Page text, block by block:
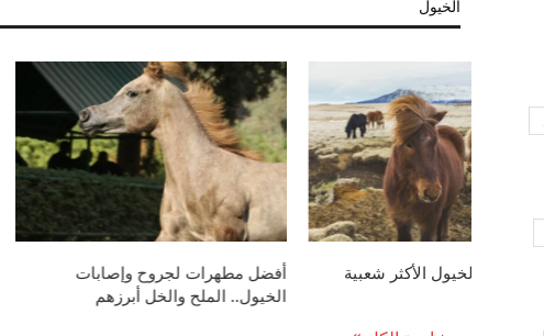
الخيول
كيف تنام الخيول واقفة؟ قائمة أغلى سلالات خيول